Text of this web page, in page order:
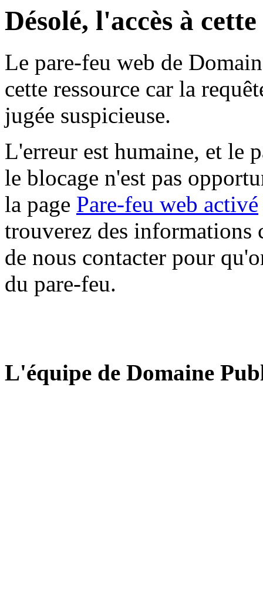
Désolé, l'accès à
Le pare-feu web de
cette ressource car la
jugée suspicieuse.
L'erreur est humaine, et le
le blocage n'est pas
la page Pare-feu web activé
trouverez des informations
de nous contacter pour
du pare-feu.
L'équipe de Domaine